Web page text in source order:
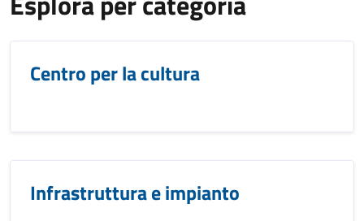
Centro per la cultura
Infrastruttura e impianto